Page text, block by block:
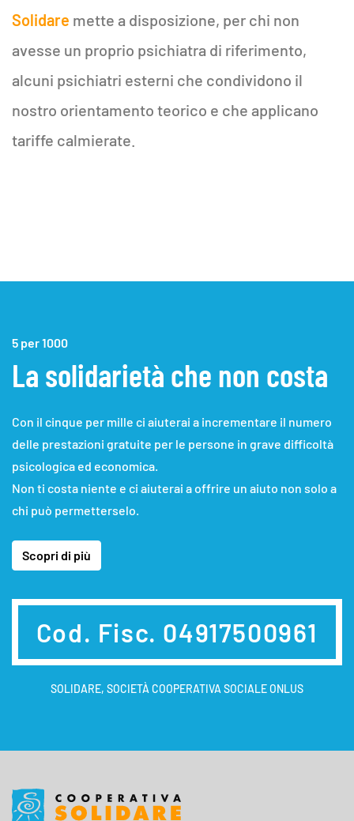
Solidare mette a disposizione, per chi non
avesse un proprio psichiatra di riferimento,
alcuni psichiatri esterni che condividono il
nostro orientamento teorico e che applicano
tariffe calmierate.
5 per 1000
La solidarietà che non costa
Con il cinque per mille ci aiuterai a incrementare il numero
delle prestazioni gratuite per le persone in grave difficoltà
psicologica ed economica.
Non ti costa niente e ci aiuterai a offrire un aiuto non solo a
chi può permetterselo.
Scopri di più
Cod. Fisc. 04917500961
SOLIDARE, SOCIETÀ COOPERATIVA SOCIALE ONLUS